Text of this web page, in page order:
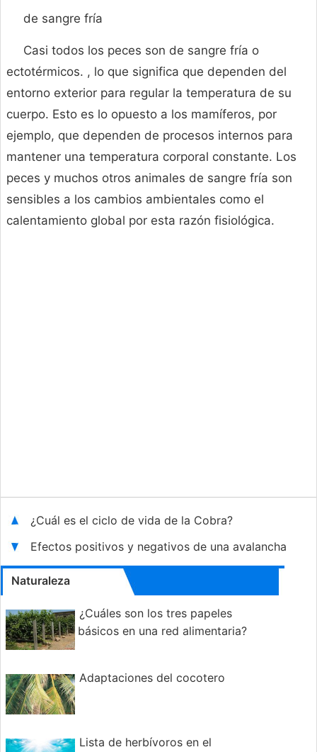
de sangre fría
Casi todos los peces son de sangre fría o
ectotérmicos. , lo que significa que dependen del
entorno exterior para regular la temperatura de su
cuerpo. Esto es lo opuesto a los mamíferos, por
ejemplo, que dependen de procesos internos para
mantener una temperatura corporal constante. Los
peces y muchos otros animales de sangre fría son
sensibles a los cambios ambientales como el
calentamiento global por esta razón fisiológica.
¿Cuál es el ciclo de vida de la Cobra?
Efectos positivos y negativos de una avalancha
Naturaleza
¿Cuáles son los tres papeles
básicos en una red alimentaria?
Adaptaciones del cocotero
Lista de herbívoros en el